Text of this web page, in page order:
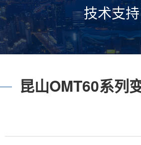
技术支持
昆山OMT60系列